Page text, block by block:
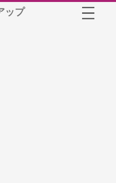
ップ